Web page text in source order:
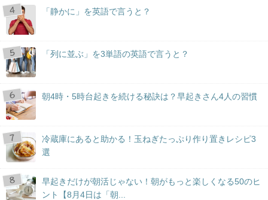
「静かに」を英語で言うと？
「列に並ぶ」を3単語の英語で言うと？
朝4時・5時台起きを続ける秘訣は？早起きさん4人の習慣
冷蔵庫にあると助かる！玉ねぎたっぷり作り置きレシピ3
選
早起きだけが朝活じゃない！朝がもっと楽しくなる50のヒ
ント【8月4日は「朝...